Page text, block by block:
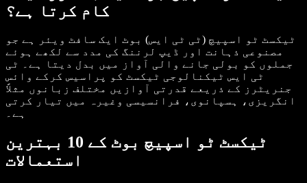
کام کرتا ہے؟
ٹیکسٹ ٹو اسپیچ (ٹی ٹی ایس) بوٹ ایک سافٹ ویئر ہے جو
مصنوعی ذہانت اور ڈیپ لرننگ کی مدد سے لکھے ہوئے
جملوں کو بولی جانے والی آواز میں بدل دیتا ہے۔ ٹی
ٹی ایس ٹیکنالوجی ٹیکسٹ کو پراسیس کرکے وائس
جنریٹرز کے ذریعے قدرتی آوازیں مختلف زبانوں مثلاً
انگریزی، ہسپانوی، فرانسیسی وغیرہ میں تیار کرتی
ہے۔
ٹیکسٹ ٹو اسپیچ بوٹ کے 10 بہترین
استعمالات